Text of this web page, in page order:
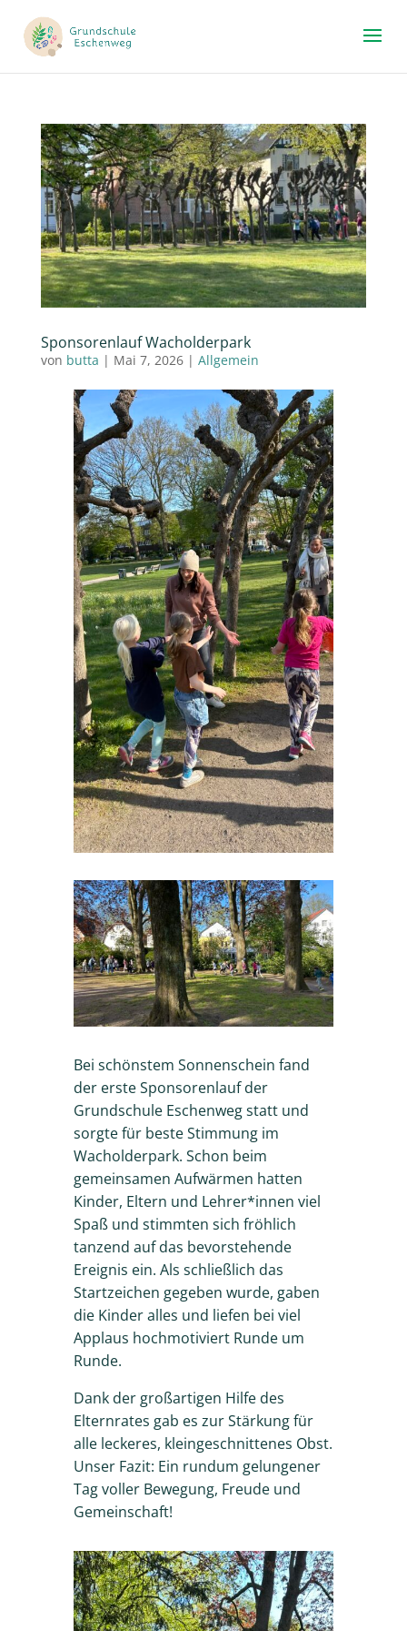
Sponsorenlauf Wacholderpark
von butta | Mai 7, 2026| Allgemein
Bei schönstem Sonnenschein fand
der erste Sponsorenlauf der
Grundschule Eschenweg statt und
sorgte für beste Stimmung im
Wacholderpark. Schon beim
gemeinsamen Aufwärmen hatten
Kinder, Eltern und Lehrer*innen viel
Spaß und stimmten sich fröhlich
tanzend auf das bevorstehende
Ereignis ein. Als schließlich das
Startzeichen gegeben wurde, gaben
die Kinder alles und liefen bei viel
Applaus hochmotiviert Runde um
Runde.
Dank der großartigen Hilfe des
Elternrates gab es zur Stärkung für
alle leckeres, kleingeschnittenes Obst.
Unser Fazit: Ein rundum gelungener
Tag voller Bewegung, Freude und
Gemeinschaft!